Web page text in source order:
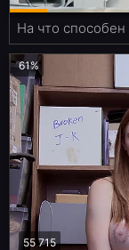
61%
55 715